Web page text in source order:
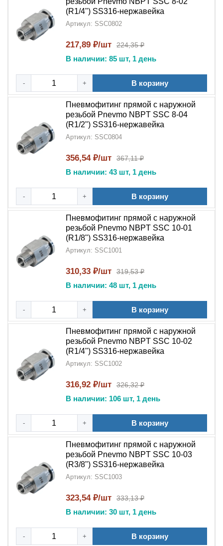
(R1/4") SS316-нержавейка
Артикул: SSC0802
217,89 ₽/шт 224,35 ₽
В наличии: 85 шт, 1 день
- + В корзину
Пневмофитинг прямой с наружной
резьбой Pnevmo NBPT SSC 8-04
(R1/2") SS316-нержавейка
Артикул: SSC0804
356,54 ₽/шт 367,11 ₽
В наличии: 43 шт, 1 день
- + В корзину
Пневмофитинг прямой с наружной
резьбой Pnevmo NBPT SSC 10-01
(R1/8") SS316-нержавейка
Артикул: SSC1001
310,33 ₽/шт 319,53 ₽
В наличии: 48 шт, 1 день
- + В корзину
Пневмофитинг прямой с наружной
резьбой Pnevmo NBPT SSC 10-02
(R1/4") SS316-нержавейка
Артикул: SSC1002
316,92 ₽/шт 326,32 ₽
В наличии: 106 шт, 1 день
- + В корзину
Пневмофитинг прямой с наружной
резьбой Pnevmo NBPT SSC 10-03
(R3/8") SS316-нержавейка
Артикул: SSC1003
323,54 ₽/шт 333,13 ₽
В наличии: 30 шт, 1 день
- + В корзину